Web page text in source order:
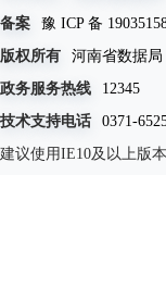
备案
豫 ICP 备
版权所有
河南省数据局
政务服务热线
12345
技术支持电话
0371-
建议使用IE10及以上版